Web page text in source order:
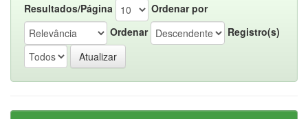
Resultados/Página
Ordenar por
Ordenar
Registro(s)